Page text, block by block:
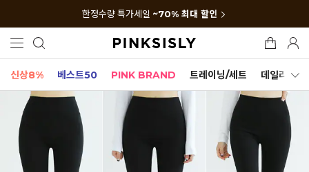
한정수량 특가세일 ~70% 최대 할인
신상8% 베스트50 PINK BRAND 트레이닝/세트 데일리세트